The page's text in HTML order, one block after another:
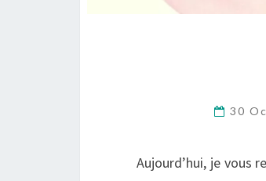
30
Aujourd’hui, je vous